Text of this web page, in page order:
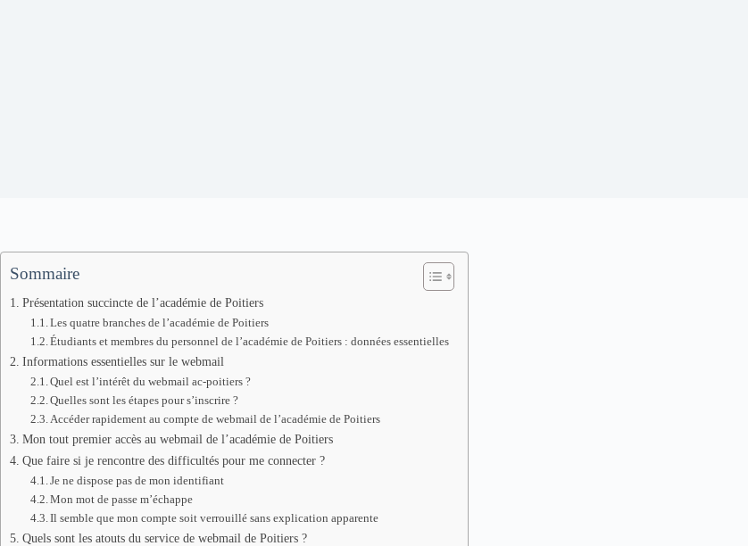
Sommaire
Présentation succincte de l’académie de Poitiers
Les quatre branches de l’académie de Poitiers
Étudiants et membres du personnel de l’académie de Poitiers : données essentielles
Informations essentielles sur le webmail
Quel est l’intérêt du webmail ac-poitiers ?
Quelles sont les étapes pour s’inscrire ?
Accéder rapidement au compte de webmail de l’académie de Poitiers
Mon tout premier accès au webmail de l’académie de Poitiers
Que faire si je rencontre des difficultés pour me connecter ?
Je ne dispose pas de mon identifiant
Mon mot de passe m’échappe
Il semble que mon compte soit verrouillé sans explication apparente
Quels sont les atouts du service de webmail de Poitiers ?